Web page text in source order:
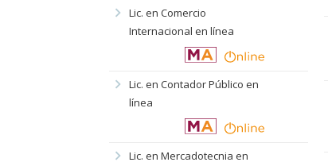
chevron_right
Lic. en Comercio
Internacional en línea
chevron_right
Lic. en Contador Público en
línea
chevron_right
Lic. en Mercadotecnia en